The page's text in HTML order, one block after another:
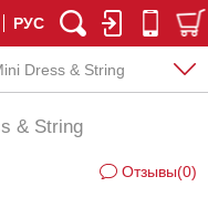
РУС
Dress & String
& String
Отзывы(0)